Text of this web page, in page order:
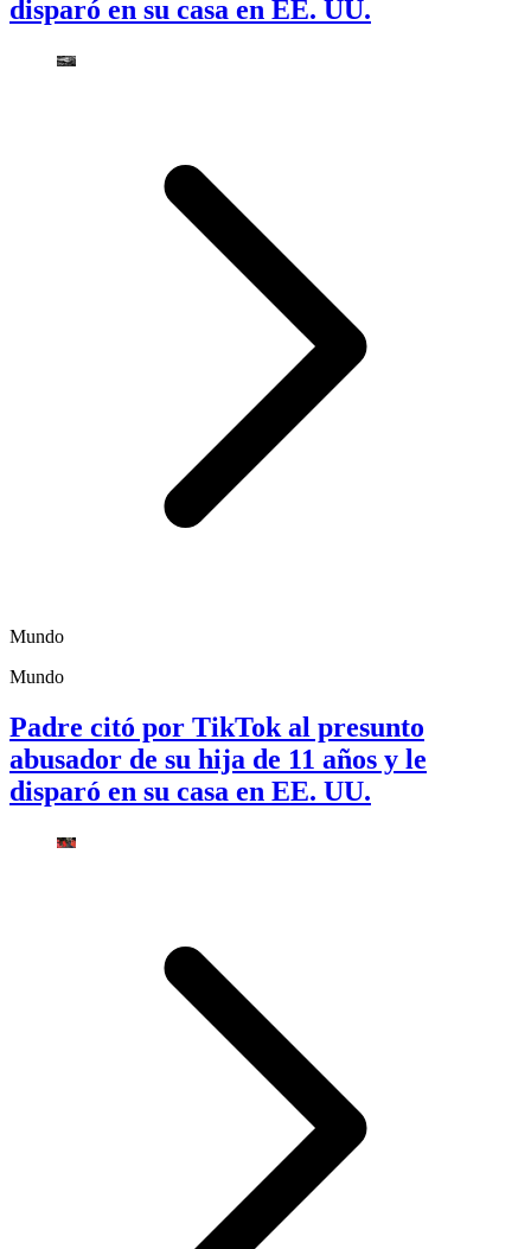
disparó en su casa en EE. UU.
Mundo
Mundo
Padre citó por TikTok al presunto
abusador de su hija de 11 años y le
disparó en su casa en EE. UU.